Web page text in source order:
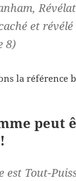
et
8)
la référence
peut
est Tout-